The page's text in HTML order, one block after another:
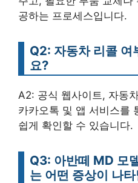
공하는 프로세스입니다.
Q2: 자동차 리콜 여
요?
A2: 공식 웹사이트, 자동
카카오톡 및 앱 서비스를
쉽게 확인할 수 있습니다.
Q3: 아반떼 MD 모
는 어떤 증상이 나